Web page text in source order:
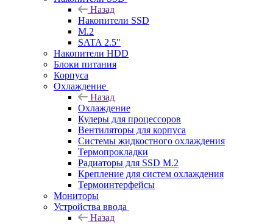
Назад
Накопители SSD
M.2
SATA 2.5"
Накопители HDD
Блоки питания
Корпуса
Охлаждение
Назад
Охлаждение
Кулеры для процессоров
Вентиляторы для корпуса
Системы жидкостного охлаждения
Термопрокладки
Радиаторы для SSD M.2
Крепление для систем охлаждения
Термоинтерфейсы
Мониторы
Устройства ввода
Назад